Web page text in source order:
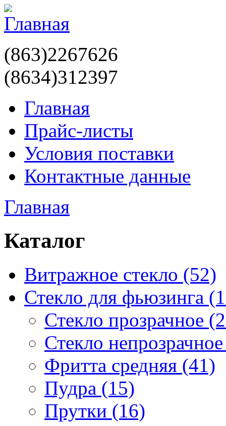
(863)2267626
(8634)312397
Главная
Прайс-листы
Условия поставки
Контактные данные
Главная
Каталог
Витражное стекло (52)
Стекло для фьюзинга
Стекло прозрачное
Стекло
Фритта средняя (41)
Пудра (15)
Прутки (16)